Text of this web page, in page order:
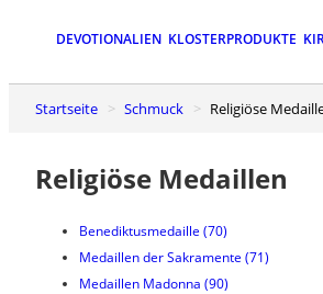
DEVOTIONALIEN KLOSTERPRODUKTE
Startseite Schmuck Religiöse
Religiöse Medaillen
Benediktusmedaille (70)
Medaillen der Sakramente (71)
Medaillen Madonna (90)